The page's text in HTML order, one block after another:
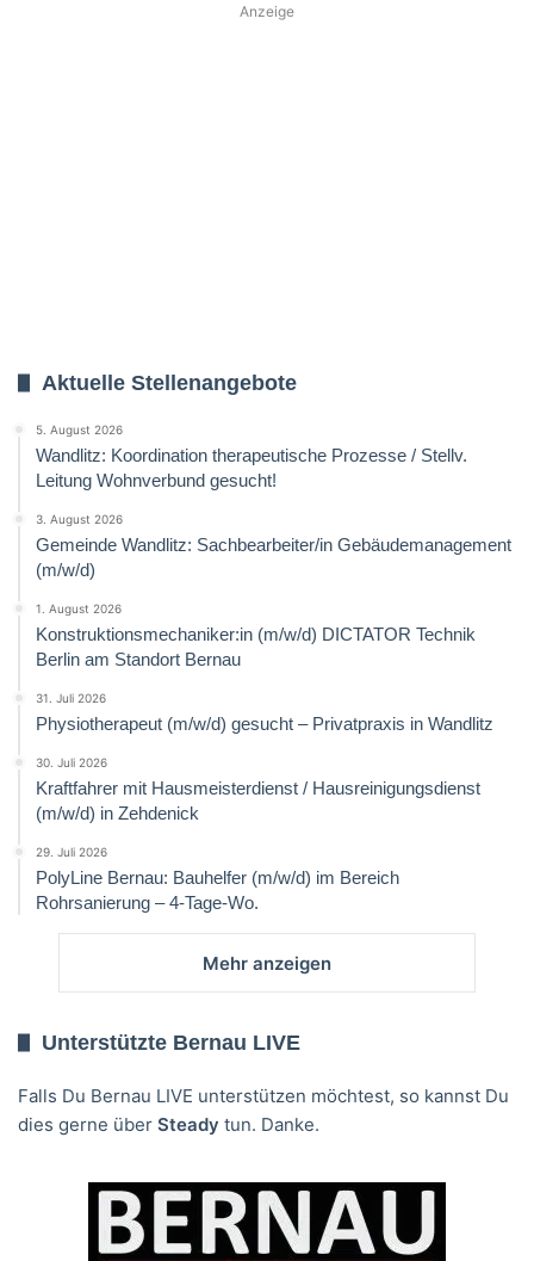
Anzeige
Aktuelle Stellenangebote
5. August 2026
Wandlitz: Koordination therapeutische Prozesse / Stellv.
Leitung Wohnverbund gesucht!
3. August 2026
Gemeinde Wandlitz: Sachbearbeiter/in Gebäudemanagement
(m/w/d)
1. August 2026
Konstruktionsmechaniker:in (m/w/d) DICTATOR Technik
Berlin am Standort Bernau
31. Juli 2026
Physiotherapeut (m/w/d) gesucht – Privatpraxis in Wandlitz
30. Juli 2026
Kraftfahrer mit Hausmeisterdienst / Hausreinigungsdienst
(m/w/d) in Zehdenick
29. Juli 2026
PolyLine Bernau: Bauhelfer (m/w/d) im Bereich
Rohrsanierung – 4-Tage-Wo.
Mehr anzeigen
Unterstützte Bernau LIVE
Falls Du Bernau LIVE unterstützen möchtest, so kannst Du
dies gerne über Steady tun. Danke.